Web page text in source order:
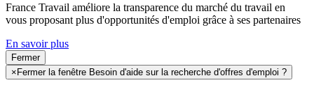
France Travail améliore la transparence du marché du travail en
vous proposant plus d'opportunités d'emploi grâce à ses partenaires
En savoir plus
Fermer
× Fermer la fenêtre Besoin d'aide sur la recherche d'offres d'emploi ?